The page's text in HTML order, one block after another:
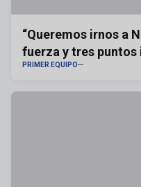
“Queremos irnos a
fuerza y tres puntos
PRIMER EQUIPO